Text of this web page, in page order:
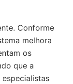
Conforme
melhora
os
que a
especialistas